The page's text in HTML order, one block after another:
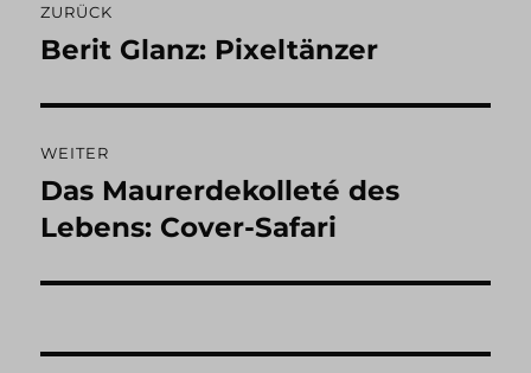
ZURÜCK
Vorheriger
Berit Glanz: Pixeltänzer
WEITER
Nächster
Beitrag:
Das Maurerdekolleté des
Lebens: Cover-Safari